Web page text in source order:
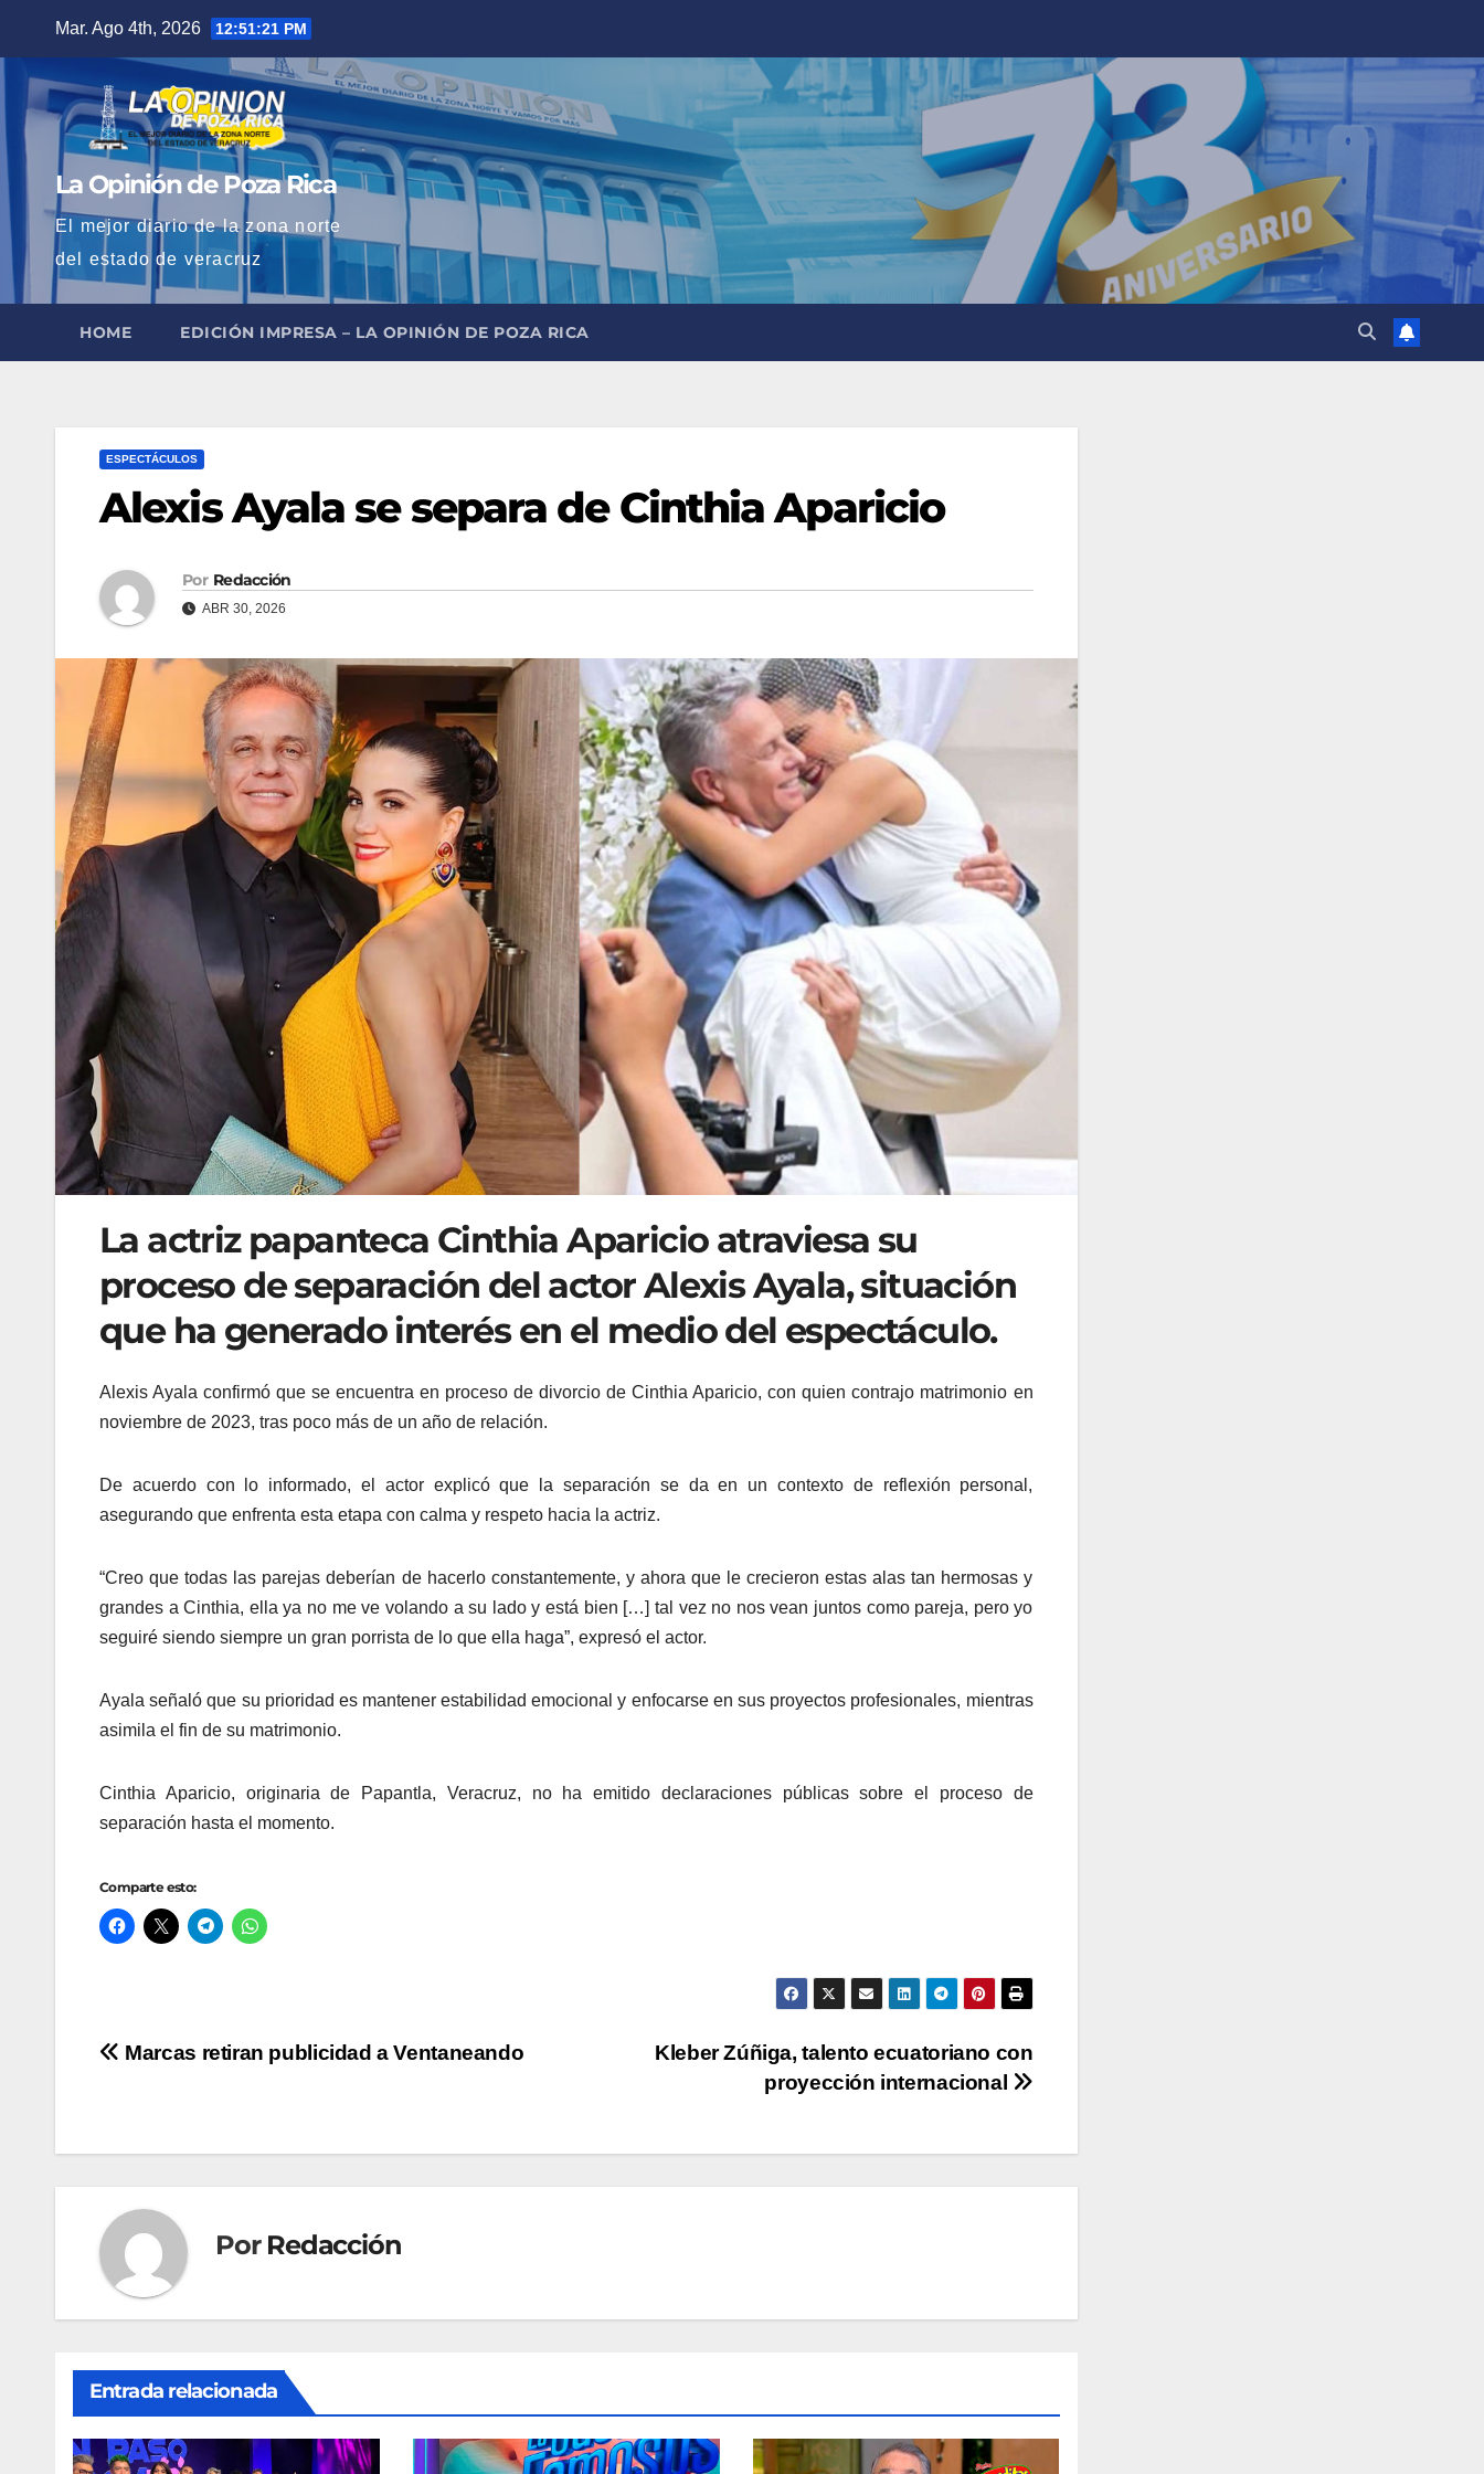
contenido
Mar. Ago 4th, 2026 12:51:22 PM
La Opinión de Poza Rica
El mejor diario de la zona norte
del estado de veracruz
HOME EDICIÓN IMPRESA – LA OPINIÓN DE POZA RICA
ESPECTÁCULOS
Alexis Ayala se separa de Cinthia Aparicio
Por Redacción
ABR 30, 2026
La actriz papanteca Cinthia Aparicio atraviesa su
proceso de separación del actor Alexis Ayala, situación
que ha generado interés en el medio del espectáculo.
Alexis Ayala confirmó que se encuentra en proceso de divorcio de Cinthia Aparicio, con quien contrajo matrimonio en
noviembre de 2023, tras poco más de un año de relación.
De acuerdo con lo informado, el actor explicó que la separación se da en un contexto de reflexión personal,
asegurando que enfrenta esta etapa con calma y respeto hacia la actriz.
“Creo que todas las parejas deberían de hacerlo constantemente, y ahora que le crecieron estas alas tan hermosas y
grandes a Cinthia, ella ya no me ve volando a su lado y está bien […] tal vez no nos vean juntos como pareja, pero yo
seguiré siendo siempre un gran porrista de lo que ella haga”, expresó el actor.
Ayala señaló que su prioridad es mantener estabilidad emocional y enfocarse en sus proyectos profesionales, mientras
asimila el fin de su matrimonio.
Cinthia Aparicio, originaria de Papantla, Veracruz, no ha emitido declaraciones públicas sobre el proceso de
separación hasta el momento.
Comparte esto:
Navegación
entradas
Kleber Zúñiga, talento ecuatoriano con
proyección internacional
Marcas retiran publicidad a Ventaneando
Por Redacción
Entrada relacionada